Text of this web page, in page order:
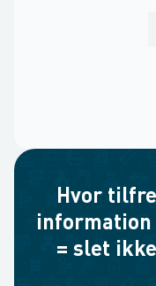
Hvor
information
= slet